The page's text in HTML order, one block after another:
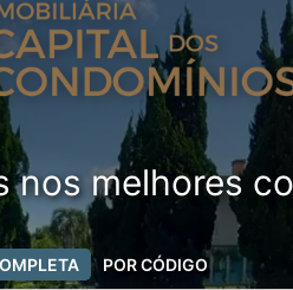
nos melhores
POR CÓDIGO